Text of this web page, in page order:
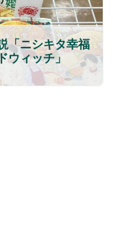
「ニシキタ幸福
ィッチ」